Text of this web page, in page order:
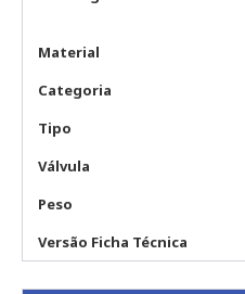
Material
Categoria
Tipo
Válvula
Peso
Versão Ficha Técnica